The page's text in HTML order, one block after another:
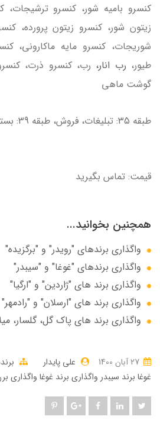
کنسرو بامیه شور، کنسرو ترشیجات،
زیتون شور، کنسرو زیتون پرورده،
شوریجات، کنسرو مایه ماکارونی،
طیور، رب انار، رب، کنسرو ذرت،
گوشت ماهی
طبقه 35: تبلیغات، فروش، طبقه 39: بسته بندی کالاها، پخش کالا
قیمت: تماس بگیرید
همچنین بخوانید...
واگذاری برندهای "رویدر" و "برگزیده"
واگذاری برندهای "غوغا" و "سیبدر"
واگذاری برند های "ژاردین" و "ارگیا"
واگذاری برند های "ارسلان" و "رادمهر"
واگذاری برند های پاک گل، گلسار،
علی پایدار
غوغا برند سیبدر واگذاری برند غوغا واگذاری